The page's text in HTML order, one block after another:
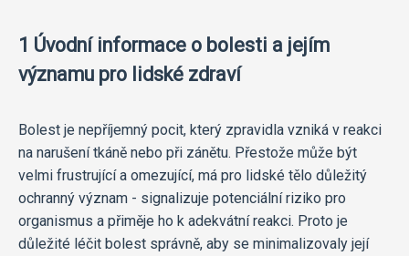
1 Úvodní informace o bolesti a jejím
významu pro lidské zdraví
Bolest je nepříjemný pocit, který zpravidla vzniká v reakci
na narušení tkáně nebo při zánětu. Přestože může být
velmi frustrující a omezující, má pro lidské tělo důležitý
ochranný význam - signalizuje potenciální riziko pro
organismus a přiměje ho k adekvátní reakci. Proto je
důležité léčit bolest správně, aby se minimalizovaly její